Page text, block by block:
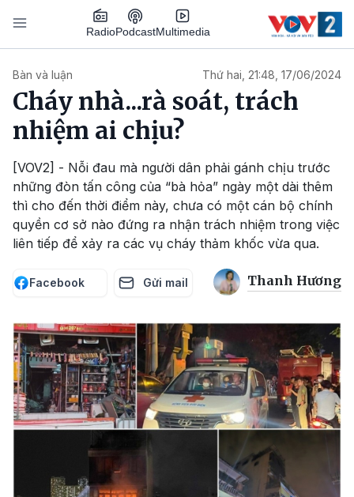
Nhảy đến nội dung
RadioPodcastMultimedia
Bàn và luận Thứ hai, 21:48, 17/06/2024
Cháy nhà...rà soát, trách
nhiệm ai chịu?
[VOV2] - Nỗi đau mà người dân phải gánh chịu trước
những đòn tấn công của “bà hỏa” ngày một dài thêm
thì cho đến thời điểm này, chưa có một cán bộ chính
quyền cơ sở nào đứng ra nhận trách nhiệm trong việc
liên tiếp để xảy ra các vụ cháy thảm khốc vừa qua.
Facebook Gửi mail Thanh Hương